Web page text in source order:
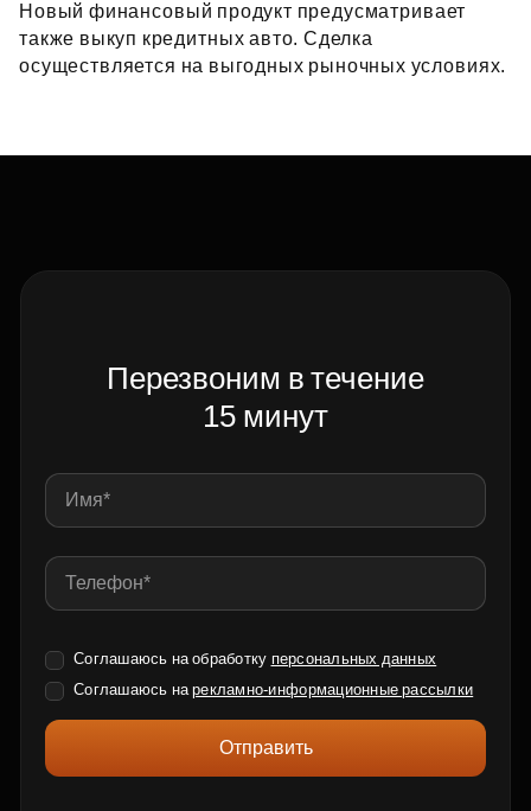
Новый финансовый продукт предусматривает
также выкуп кредитных авто. Сделка
осуществляется на выгодных рыночных условиях.
Перезвоним в течение
15 минут
Соглашаюсь на обработку персональных данных
Соглашаюсь нарекламно-информационные рассылки
Отправить